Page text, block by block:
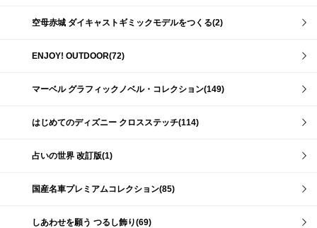
空母赤城 ダイキャストギミックモデルをつくる(2)
ENJOY! OUTDOOR(72)
マーベル グラフィックノベル・コレクション(149)
はじめてのディズニー クロスステッチ(114)
占いの世界 改訂版(1)
国産名車プレミアムコレクション(85)
しあわせを願う つるし飾り(69)